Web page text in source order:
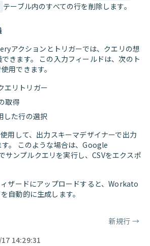
テーブル内のすべての行を削除します。
アクションとトリガーでは、クエリの想
きます。 この入力フィールドは、次のト
用できます。
エリトリガー
取得
した行の選択
用して、出力スキーマデザイナーで出力
。 このような場合は、Google
サンプルクエリを実行し、CSVをエクスポ
ザードにアップロードすると、Workato
自動的に生成します。
新規行 →
14:29:31